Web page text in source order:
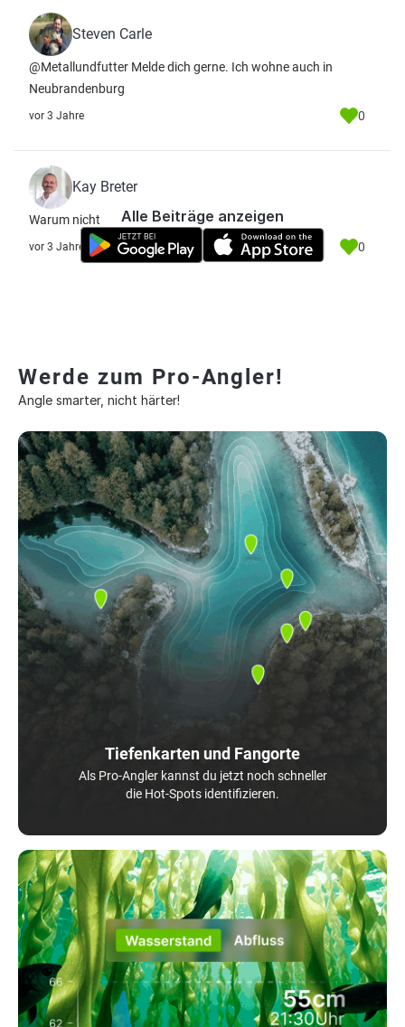
Steven Carle
@Metallundfutter Melde dich gerne. Ich wohne auch in
Neubrandenburg
vor 3 Jahre 0
Kay Breter
Warum nicht
vor 3 Jahre 0
Alle Beiträge anzeigen
Werde zum Pro-Angler!
Angle smarter, nicht härter!
Tiefenkarten und Fangorte
Als Pro-Angler kannst du jetzt noch schneller
die Hot-Spots identifizieren.